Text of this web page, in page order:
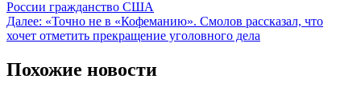
России гражданство США
Далее: «Точно не в «Кофеманию». Смолов рассказал, что
хочет отметить прекращение уголовного дела
Похожие новости